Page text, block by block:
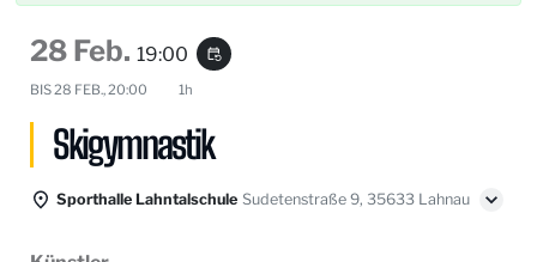
28 Feb. 19:00 event_repeat
BIS28 FEB., 20:00 1h
Skigymnastik
Sporthalle Lahntalschule Sudetenstraße 9, 35633 Lahnau